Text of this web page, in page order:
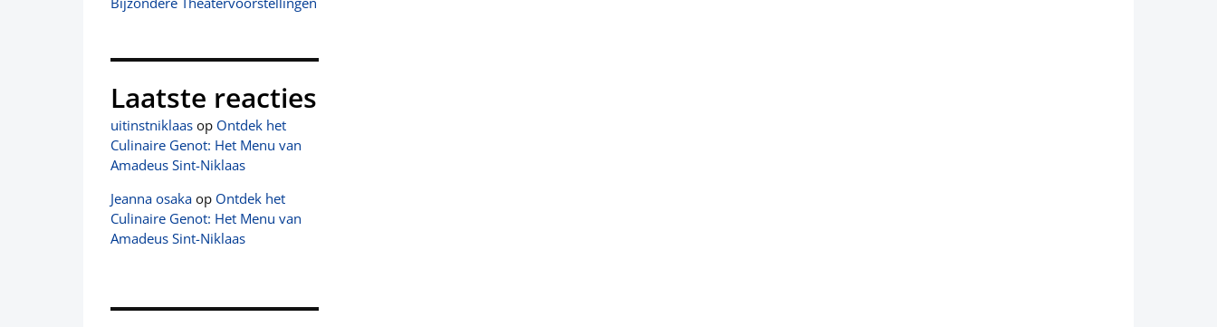
Laatste reacties
uitinstniklaas op Ontdek het
Culinaire Genot: Het Menu van
Amadeus Sint-Niklaas
Jeanna osaka op Ontdek het
Culinaire Genot: Het Menu van
Amadeus Sint-Niklaas